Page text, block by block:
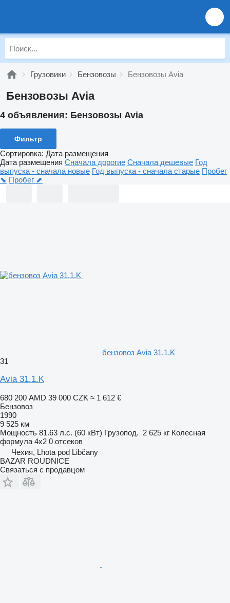
Грузовики Бензовозы Бензовозы Avia
Бензовозы Avia
4 объявления: Бензовозы Avia
Фильтр
Сортировка: Дата размещения
Дата размещения Сначала дорогие Сначала дешевые Год
выпуска - сначала новые Год выпуска - сначала старые Пробег
⬊ Пробег ⬈
бензовоз Avia 31.1.K
31
Avia 31.1.K
680 200 AMD 39 000 CZK ≈ 1 612 €
Бензовоз
1990
9 525 км
Мощность 81.63 л.с. (60 кВт) Грузопод. 2 625 кг Колесная
формула 4x2 0 отсеков
Чехия, Lhota pod Libčany
BAZAR ROUDNICE
Связаться с продавцом